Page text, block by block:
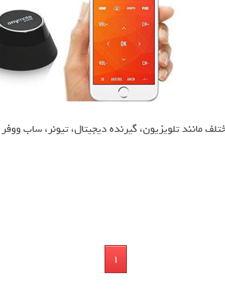
مانند تلویزیون، گیرنده دیجیتال، تیونر، ساب
1